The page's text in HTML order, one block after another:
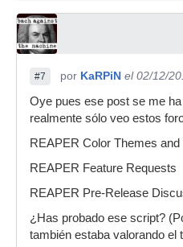
#7 por KaRPiN el 02/12/
Oye pues ese post se me
realmente sólo veo estos
REAPER Color Themes and
REAPER Feature Requests
REAPER Pre-Release
¿Has probado ese script?
también estaba valorando el